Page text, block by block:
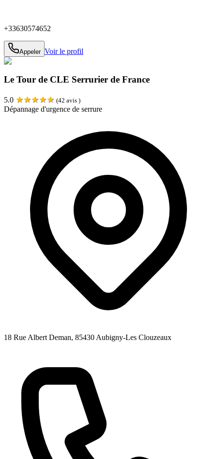
+33630574652
Appeler Voir le profil
Le Tour de CLE Serrurier de France
5.0 ★★★★★ (42 avis )
Dépannage d'urgence de serrure
18 Rue Albert Deman, 85430 Aubigny-Les Clouzeaux